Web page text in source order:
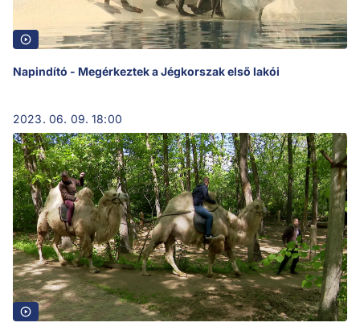
Napindító - Megérkeztek a Jégkorszak első lakói
2023. 06. 09. 18:00